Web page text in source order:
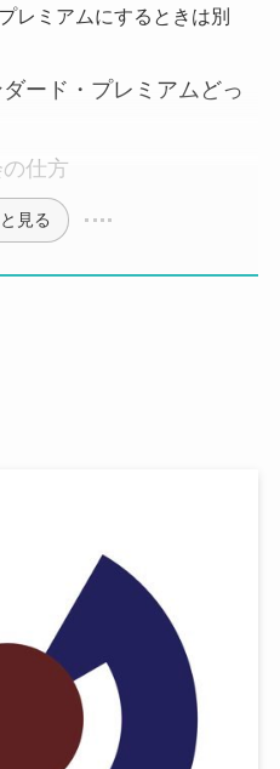
レミアムにするときは別
ダード・プレミアムどっ
仕方
見る